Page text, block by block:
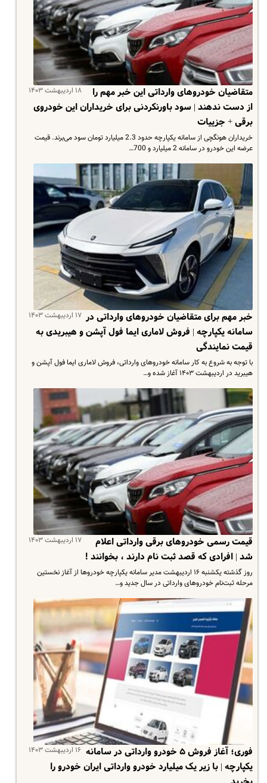
۱۸ اردیبهشت ۱۴۰۳
متقاضیان خودروهای وارداتی این خبر مهم را
از دست ندهند | سود باورنکردنی برای خریداران این خودروی
برقی + جزییات
خریداران هونگچی از سامانه یکپارچه حدود 2.3 میلیارد تومان سود می‌برند. قیمت
عرضه این خودرو در سامانه 2 میلیارد و 700…
۱۷ اردیبهشت ۱۴۰۳ خبر مهم برای متقاضیان خودروهای وارداتی در
سامانه یکپارچه | فروش لاماری ایما فول آپشن و هیبریدی به
قیمت نمایندگی
با توجه به شروع به کار سامانه خودروهای وارداتی، فروش لاماری ایما فول آپشن و
هیبرید در اردیبهشت ۱۴۰۳ آغاز شده و…
۱۷ اردیبهشت ۱۴۰۳
قیمت رسمی خودروهای برقی وارداتی اعلام
شد | افرادی که قصد ثبت نام دارند ، بخوانند !
روز گذشته یکشنبه ۱۶ اردیبهشت مدیر سامانه یکپارچه خودروها از آغاز نخستین
مرحله ثبت‌نام خودروهای وارداتی در سال جدید و…
۱۶ اردیبهشت ۱۴۰۳ فوری؛ آغاز فروش ۵ خودرو وارداتی در سامانه
یکپارچه | با زیر یک میلیارد خودرو وارداتی ایران خودرو را